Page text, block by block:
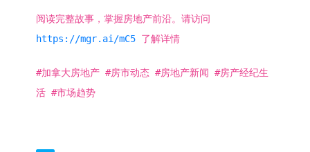
阅读完整故事，掌握房地产前沿。请访问
https://mgr.ai/mC5 了解详情
#加拿大房地产 #房市动态 #房地产新闻 #房产经纪生
活 #市场趋势